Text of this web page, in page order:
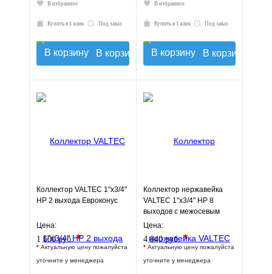
В избранное
Купить в 1 клик Под заказ
В корзину
В избранное
Купить в 1 клик Под заказ
В корзину
Коллектор VALTEC 1"х3/4"
НР 2 выхода Евроконус
Цена:
1 600 руб.*
* Актуальную цену пожалуйста
уточните у менеджера
Коллектор нержавейка
VALTEC 1"х3/4" НР 8
выходов с межосевым
расстоянием выходов
Цена:
4 840 руб.*
* Актуальную цену пожалуйста
уточните у менеджера